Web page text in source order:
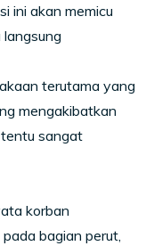
ini akan memicu
terutama yang
mengakibatkan
sangat
korban
bagian perut,